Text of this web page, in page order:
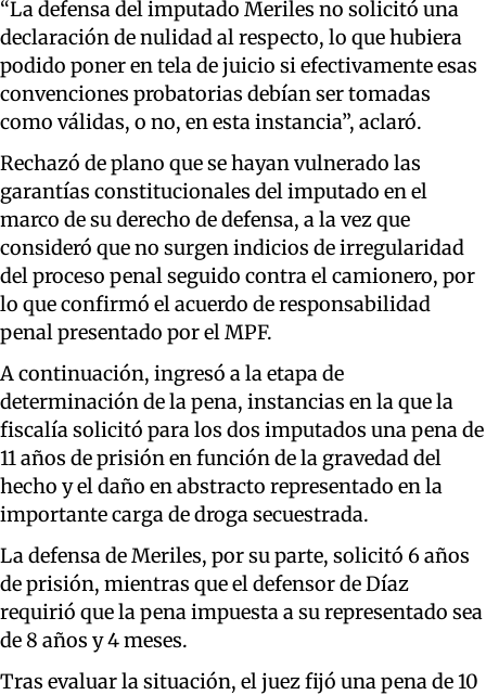
“La defensa del imputado Meriles no solicitó una
declaración de nulidad al respecto, lo que hubiera
podido poner en tela de juicio si efectivamente esas
convenciones probatorias debían ser tomadas
como válidas, o no, en esta instancia”, aclaró.
Rechazó de plano que se hayan vulnerado las
garantías constitucionales del imputado en el
marco de su derecho de defensa, a la vez que
consideró que no surgen indicios de irregularidad
del proceso penal seguido contra el camionero, por
lo que confirmó el acuerdo de responsabilidad
penal presentado por el MPF.
A continuación, ingresó a la etapa de
determinación de la pena, instancias en la que la
fiscalía solicitó para los dos imputados una pena de
11 años de prisión en función de la gravedad del
hecho y el daño en abstracto representado en la
importante carga de droga secuestrada.
La defensa de Meriles, por su parte, solicitó 6 años
de prisión, mientras que el defensor de Díaz
requirió que la pena impuesta a su representado sea
de 8 años y 4 meses.
Tras evaluar la situación, el juez fijó una pena de 10